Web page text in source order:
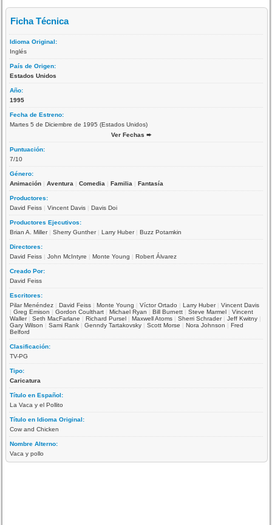
Ficha Técnica
Idioma Original:
Inglés
País de Origen:
Estados Unidos
Año:
1995
Fecha de Estreno:
Martes 5 de Diciembre de 1995 (Estados Unidos)
Ver Fechas ➨
Puntuación:
7/10
Género:
Animación |Aventura |Comedia |Familia |Fantasía
Productores:
David Feiss |Vincent Davis |Davis Doi
Productores Ejecutivos:
Brian A. Miller|Sherry Gunther|Larry Huber|Buzz Potamkin
Directores:
David Feiss |John McIntyre |Monte Young |Robert Álvarez
Creado Por:
David Feiss
Escritores:
Pilar Menéndez |David Feiss |Monte Young |Víctor Ortado |Larry Huber|Vincent Davis
|Greg Emison |Gordon Coulthart |Michael Ryan |Bill Burnett |Steve Marmel |Vincent
Waller|Seth MacFarlane |Richard Pursel |Maxwell Atoms |Sherri Schrader|Jeff Kwitny |
Gary Wilson |Sami Rank |Genndy Tartakovsky |Scott Morse |Nora Johnson |Fred
Belford
Clasificación:
TV-PG
Tipo:
Caricatura
Título en Español:
La Vaca y el Pollito
Título en Idioma Original:
Cow and Chicken
Nombre Alterno:
Vaca y pollo